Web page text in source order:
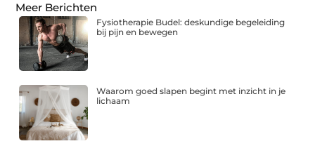
Meer Berichten
Fysiotherapie Budel: deskundige begeleiding
bij pijn en bewegen
Waarom goed slapen begint met inzicht in je
lichaam